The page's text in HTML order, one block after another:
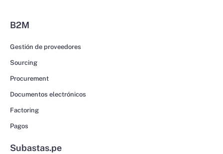
B2M
Gestión de proveedores
Sourcing
Procurement
Documentos electrónicos
Factoring
Pagos
Subastas.pe